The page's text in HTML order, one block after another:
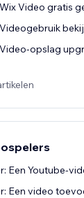
Video gratis
opslag
Een Youtube-
Een video